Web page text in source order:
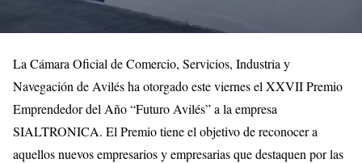
La Cámara Oficial de Comercio, Servicios, Industria y
Navegación de Avilés ha otorgado este viernes el XXVII Premio
Emprendedor del Año “Futuro Avilés” a la empresa
SIALTRONICA. El Premio tiene el objetivo de reconocer a
aquellos nuevos empresarios y empresarias que destaquen por las